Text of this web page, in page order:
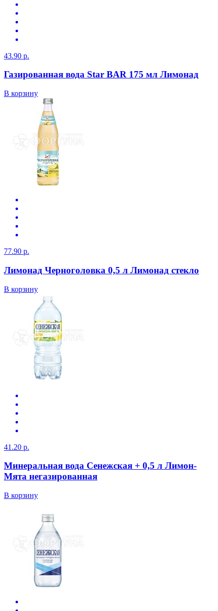
43.90 р.
Газированная вода Star BAR 175 мл Лимонад
В корзину
77.90 р.
Лимонад Черноголовка 0,5 л Лимонад стекло
В корзину
41.20 р.
Минеральная вода Сенежская + 0,5 л Лимон-
Мята негазированная
В корзину